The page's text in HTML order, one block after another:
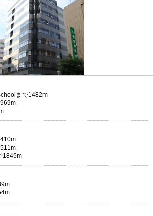
まで1482m
1845m